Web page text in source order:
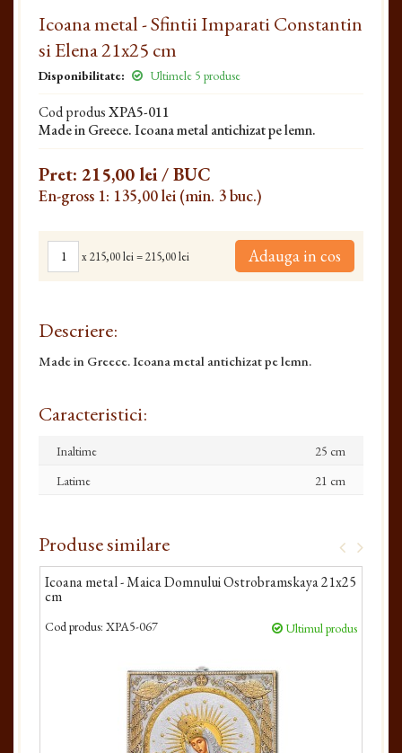
Icoana metal - Sfintii Imparati Constantin
si Elena 21x25 cm
Disponibilitate: Ultimele 5 produse
Cod produsXPA5-011
Made in Greece. Icoana metal antichizat pe lemn.
Pret: 215,00 lei/ BUC
En-gross 1: 135,00 lei (min. 3 buc.)
x215,00 lei=215,00 lei Adauga in cos
Descriere:
Made in Greece. Icoana metal antichizat pe lemn.
Caracteristici:
Inaltime
25 cm
Latime
21 cm
Produse similare
Icoana metal - Maica Domnului Ostrobramskaya 21x25
cm
Cod produs: XPA5-067 Ultimul produs